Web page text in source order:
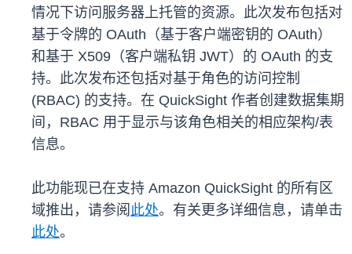
情况下访问服务器上托管的资源。此次发布包括对
基于令牌的 OAuth（基于客户端密钥的 OAuth）
和基于 X509（客户端私钥 JWT）的 OAuth 的支
持。此次发布还包括对基于角色的访问控制
(RBAC) 的支持。在 QuickSight 作者创建数据集期
间，RBAC 用于显示与该角色相关的相应架构/表
信息。
此功能现已在支持 Amazon QuickSight 的所有区
域推出，请参阅 此处。有关更多详细信息，请单击
此处。